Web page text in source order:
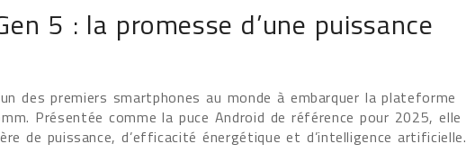
5 : la promesse d’une puissance
des premiers smartphones au monde à embarquer la plateforme
Présentée comme la puce Android de référence pour 2025, elle
de puissance, d’efficacité énergétique et d’intelligence artificielle.